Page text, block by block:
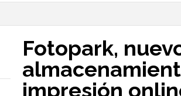
Fotopark,
impresión